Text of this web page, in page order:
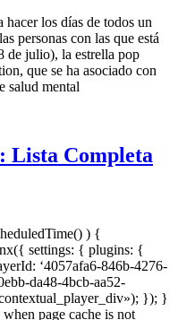
hacer los días de todos un
personas con las que está
de julio), la estrella pop
que se ha asociado con
salud mental
Lista Completa
) {
settings: { plugins: {
‘4057afa6-846b-4276-
da48-4bcb-aa52-
}); }
page cache is not